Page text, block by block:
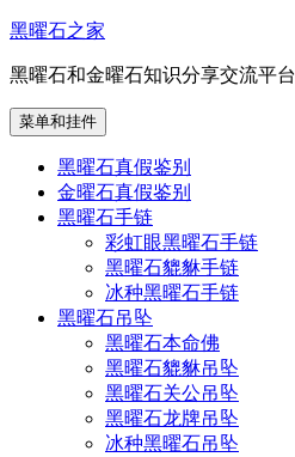
跳
内
容
黑曜石之家
黑曜石和金曜石知识分享交流平台
菜单和挂件
黑曜石真假鉴别
金曜石真假鉴别
黑曜石手链
彩虹眼黑曜石手链
黑曜石貔貅手链
冰种黑曜石手链
黑曜石吊坠
黑曜石本命佛
黑曜石貔貅吊坠
黑曜石关公吊坠
黑曜石龙牌吊坠
冰种黑曜石吊坠